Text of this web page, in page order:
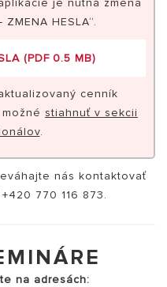
je nutná zmena
HESLA“.
(PDF 0.5 MB)
cenník
stiahnuť v sekcii
.
nás kontaktovať
+420 770 116 873.
na adresách: